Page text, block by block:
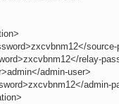
source-
relay-
admin-user>
admin-